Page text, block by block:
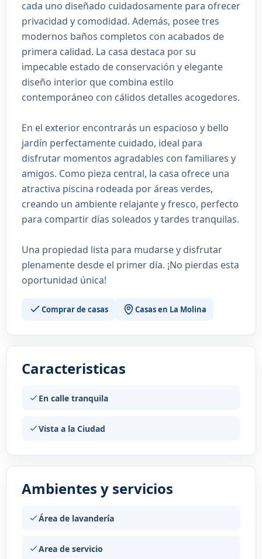
cada uno diseñado cuidadosamente para ofrecer
privacidad y comodidad. Además, posee tres
modernos baños completos con acabados de
primera calidad. La casa destaca por su
impecable estado de conservación y elegante
diseño interior que combina estilo
contemporáneo con cálidos detalles acogedores.
En el exterior encontrarás un espacioso y bello
jardín perfectamente cuidado, ideal para
disfrutar momentos agradables con familiares y
amigos. Como pieza central, la casa ofrece una
atractiva piscina rodeada por áreas verdes,
creando un ambiente relajante y fresco, perfecto
para compartir días soleados y tardes tranquilas.
Una propiedad lista para mudarse y disfrutar
plenamente desde el primer día. ¡No pierdas esta
oportunidad única!
Comprar de casas Casas en La Molina
Caracteristicas
En calle tranquila
Vista a la Ciudad
Ambientes y servicios
Área de lavandería
Area de servicio